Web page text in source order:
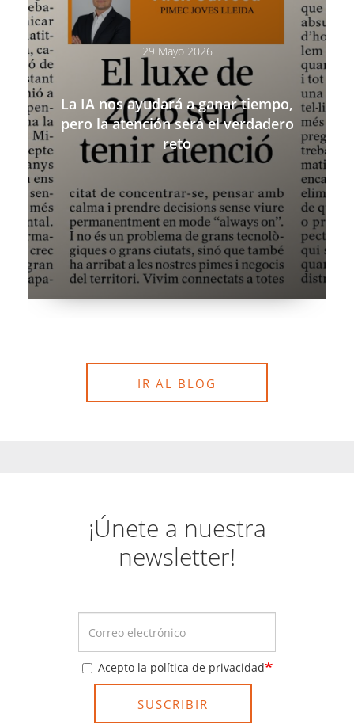
29 Mayo 2026
La IA nos ayudará a ganar tiempo,
pero la atención será el verdadero
reto
IR AL BLOG
¡Únete a nuestra
newsletter!
Acepto la política de privacidad
SUSCRIBIR